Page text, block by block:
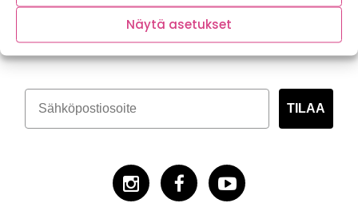
Näytä asetukset
Tilaa kasvispitoinen uutiskirje
TILAA